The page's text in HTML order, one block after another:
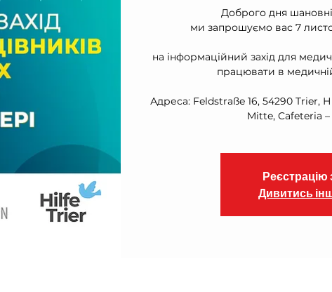
Доброго дня
ми запрошуємо вас 7
на інформаційний захід для
працювати в
Адреса: Feldstraße 16, 54290 Trier,
Реєстрацію
Дивитись